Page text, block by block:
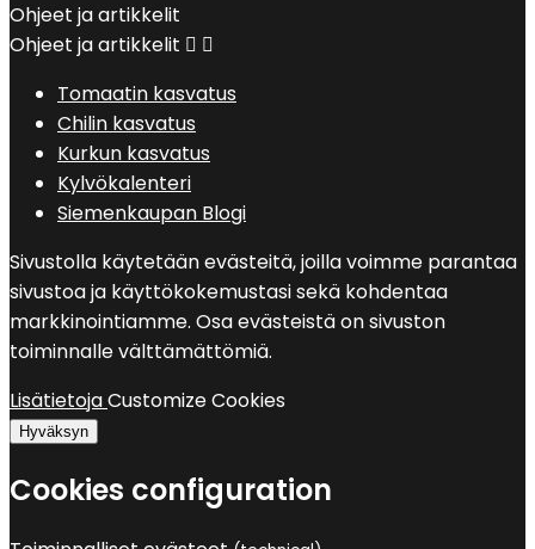
Ohjeet ja artikkelit
Ohjeet ja artikkelit  
Tomaatin kasvatus
Chilin kasvatus
Kurkun kasvatus
Kylvökalenteri
Siemenkaupan Blogi
Sivustolla käytetään evästeitä, joilla voimme parantaa
sivustoa ja käyttökokemustasi sekä kohdentaa
markkinointiamme. Osa evästeistä on sivuston
toiminnalle välttämättömiä.
LisätietojaCustomize Cookies
Hyväksyn
Cookies configuration